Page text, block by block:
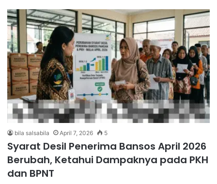
bila salsabila April 7, 2026 5
Syarat Desil Penerima Bansos April 2026
Berubah, Ketahui Dampaknya pada PKH
dan BPNT